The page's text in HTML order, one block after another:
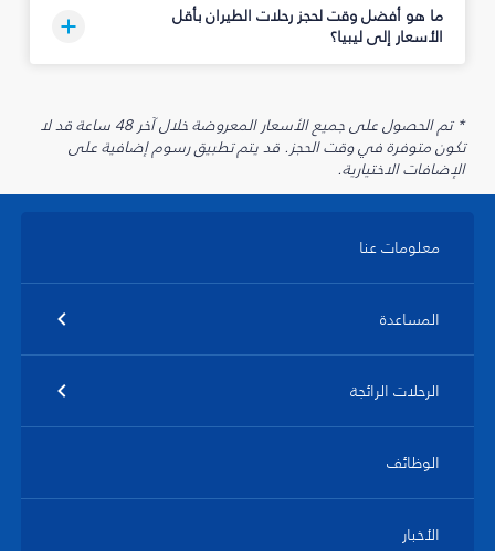
ما هو أفضل وقت لحجز رحلات الطيران بأقل
الأسعار إلى ليبيا؟
* تم الحصول على جميع الأسعار المعروضة خلال آخر 48 ساعة قد لا
تكون متوفرة في وقت الحجز. قد يتم تطبيق رسوم إضافية على
الإضافات الاختيارية.
معلومات عنا
المساعدة
الرحلات الرائجة
الوظائف
الأخبار